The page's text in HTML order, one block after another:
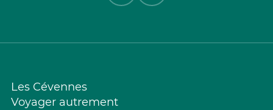
Les Cévennes
Voyager autrement